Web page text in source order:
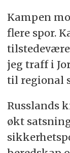
Kampen
flere spor.
jeg traff i
til regional
Russlands
økt